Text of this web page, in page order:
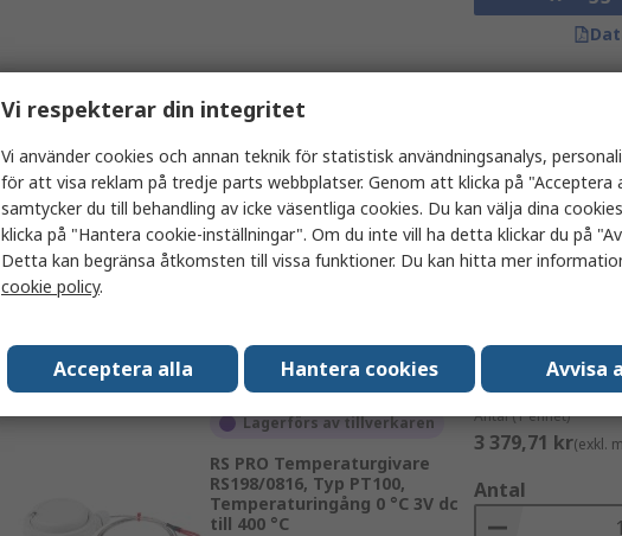
I lager
RS PRO Temperaturgivare RS
PRO, Typ PT100,
Temperaturingång -200 °C 30V
dc till 850 °C
RS-artikelnummer363-0238
962,63 kr (exkl.
Antal
Lagerförs av tillverkaren
RS PRO Temperaturgivare
RS198/0816, Typ PT100,
Temperaturingång 0 °C 3V dc
till 400 °C
Antal (1 enhet)
3 379,71 kr(exkl.
Antal
Vi respekterar din integritet
Vi använder cookies och annan teknik för statistisk användningsanalys,
för att visa reklam på tredje parts webbplatser. Genom att klicka på "Acceptera
samtycker du till behandling av icke väsentliga cookies. Du kan välja dina
klicka på "Hantera cookie-inställningar". Om du inte vill ha detta klickar du på
Detta kan begränsa åtkomsten till vissa funktioner. Du kan hitta mer
cookie policy.
Acceptera alla Hantera cookies Avvisa